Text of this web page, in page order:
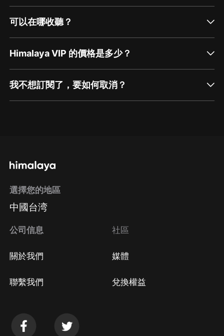
可以在哪收聽？
Himalaya VIP 的價格是多少？
我不想訂閱了，要如何取消？
方法 Google Play取消訂閱方法
選擇您的地區
中國台湾
公司信息
關於我們
聯繫我們
社區
媒體
兌換權益